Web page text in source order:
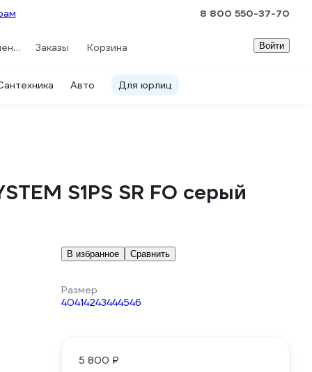
8 800 550-37-70
Сравнение Заказы Корзина Войти
Авто Для юрлиц
S1PS SR FO серый
В избранное Сравнить
Размер
40414243444546
5 800 ₽